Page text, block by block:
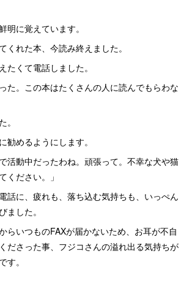
明に覚えています。
くれた本、今読み終えました。
たくて電話しました。
た。この本はたくさんの人に読んでもらわな
。
勧めるようにします。
活動中だったわね。頑張って。不幸な犬や猫
ください。」
話に、疲れも、落ち込む気持ちも、いっぺん
ました。
らいつものFAXが届かないため、お耳が不自
ださった事、フジコさんの溢れ出る気持ちが
す。